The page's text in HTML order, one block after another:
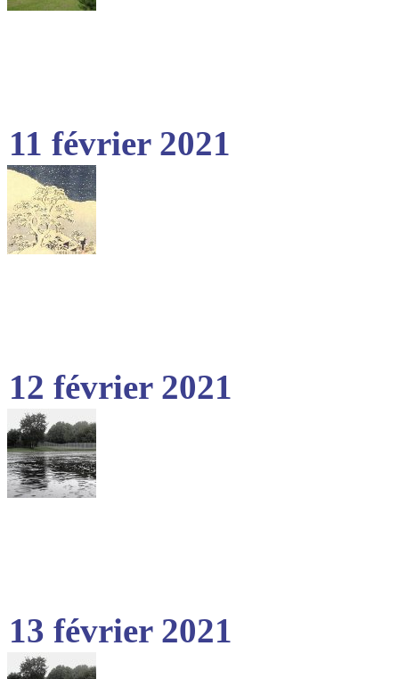
11 février 2021
12 février 2021
13 février 2021